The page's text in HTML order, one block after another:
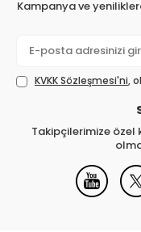
Kampanya ve
KVKK Sözleşmesi'ni,
Takipçilerimize